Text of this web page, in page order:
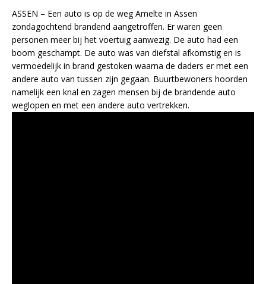
ASSEN – Een auto is op de weg Amelte in Assen
zondagochtend brandend aangetroffen. Er waren geen
personen meer bij het voertuig aanwezig. De auto had een
boom geschampt. De auto was van diefstal afkomstig en is
vermoedelijk in brand gestoken waarna de daders er met een
andere auto van tussen zijn gegaan. Buurtbewoners hoorden
namelijk een knal en zagen mensen bij de brandende auto
weglopen en met een andere auto vertrekken.